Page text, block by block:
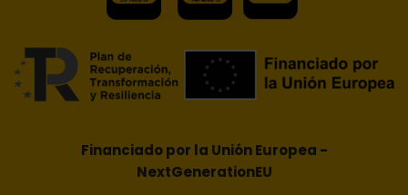
Financiado por la Unión Europea -
NextGenerationEU